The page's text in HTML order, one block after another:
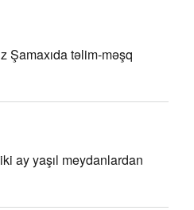
Şamaxıda təlim-məşq
ay yaşıl meydanlardan